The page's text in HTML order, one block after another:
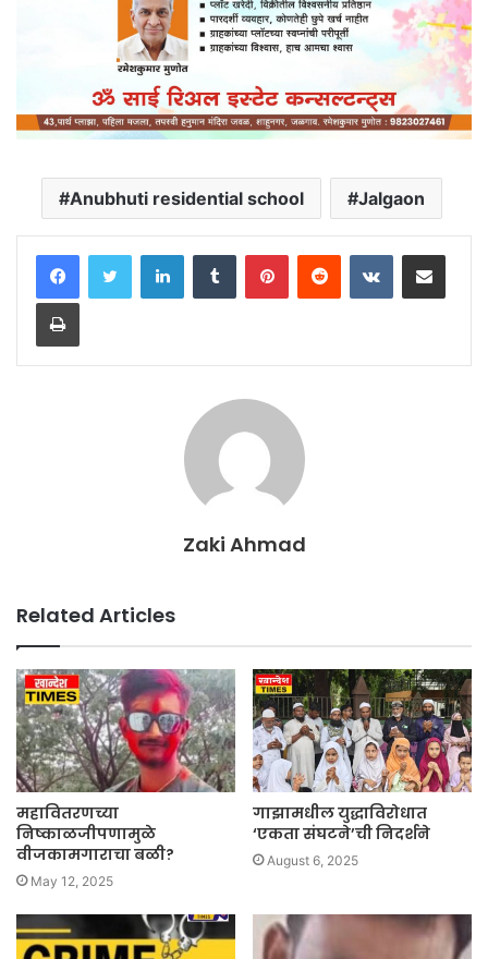
Anubhuti residential school Jalgaon
LinkedInTumblr PinterestReddit VKontakteShare via Email
Print
Zaki Ahmad
Related Articles
महावितरणच्या
निष्काळजीपणामुळे
वीजकामगाराचा बळी?
May 12, 2025
गाझामधील युद्धाविरोधात
‘एकता संघटने’ची निदर्शने
August 6, 2025